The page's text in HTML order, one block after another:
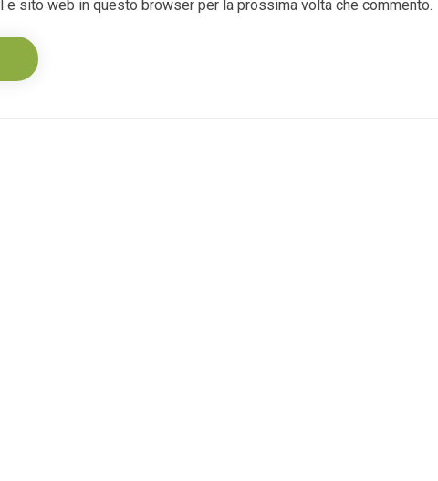
e sito web in questo browser per la prossima volta che commento.